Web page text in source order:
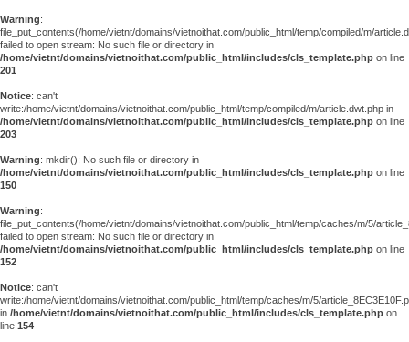
Warning:
file_put_contents(/home/vietnt/domains/vietnoithat.com/public_html/temp/compiled/m/
failed to open stream: No such file or directory in
/home/vietnt/domains/vietnoithat.com/public_html/includes/cls_template.php on line
201
Notice: can't
write:/home/vietnt/domains/vietnoithat.com/public_html/temp/compiled/m/article.dwt.php in
/home/vietnt/domains/vietnoithat.com/public_html/includes/cls_template.php on line
203
Warning: mkdir(): No such file or directory in
/home/vietnt/domains/vietnoithat.com/public_html/includes/cls_template.php on line
150
Warning:
file_put_contents(/home/vietnt/domains/vietnoithat.com/public_html/temp/caches/m/5/
failed to open stream: No such file or directory in
/home/vietnt/domains/vietnoithat.com/public_html/includes/cls_template.php on line
152
Notice: can't
write:/home/vietnt/domains/vietnoithat.com/public_html/temp/caches/m/5/
in /home/vietnt/domains/vietnoithat.com/public_html/includes/cls_template.php on
line 154